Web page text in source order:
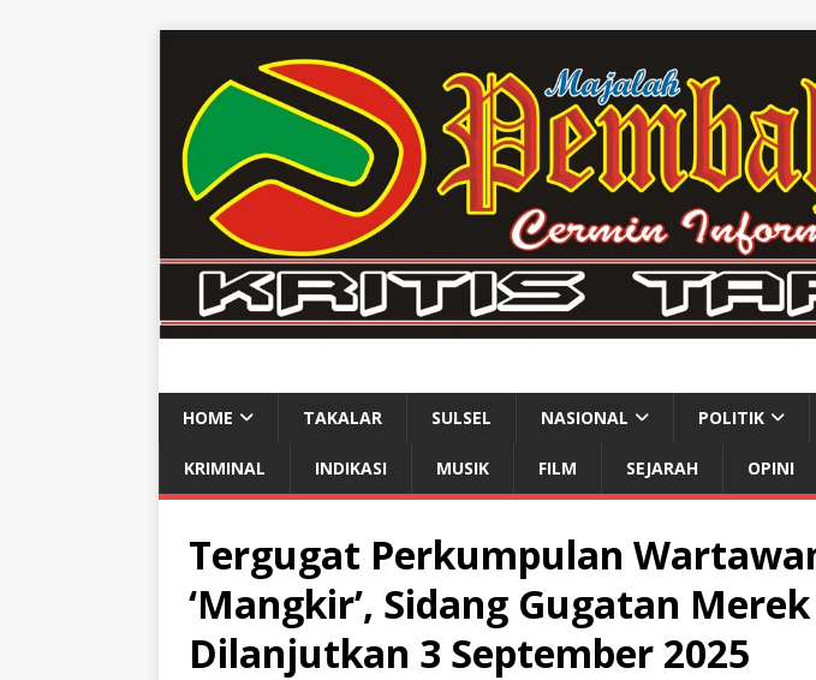
HOME TAKALAR SULSEL NASIONAL POLITIK
KRIMINAL INDIKASI MUSIK FILM SEJARAH OPINI
Tergugat Perkumpulan
‘Mangkir’, Sidang Gugatan
Dilanjutkan 3 September 2025